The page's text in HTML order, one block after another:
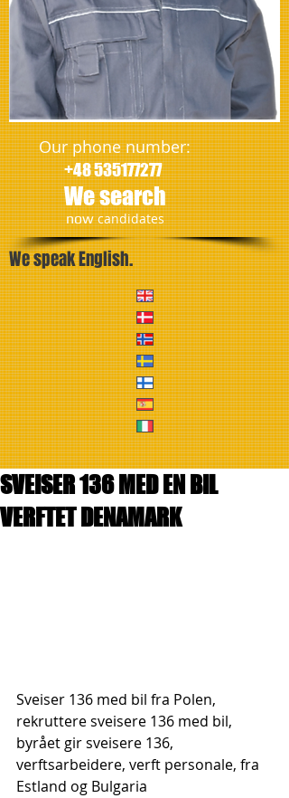
Our phone number:
+48 535177277
We search
​nowcandidates
We speak English.
SVEISER 136 MED EN BIL
VERFTET DENAMARK
Sveiser 136 med bil fra Polen,
rekruttere sveisere 136 med bil,
byrået gir sveisere 136,
verftsarbeidere, verft personale, fra
Estland og Bulgaria